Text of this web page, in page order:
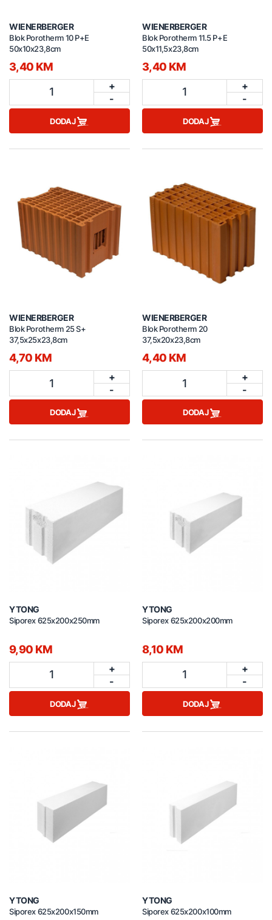
WIENERBERGER
Blok Porotherm 10 P+E
50x10x23,8cm
3,40 KM
1
+
-
DODAJ
WIENERBERGER
Blok Porotherm 11.5 P+E
50x11,5x23,8cm
3,40 KM
1
+
-
DODAJ
WIENERBERGER
Blok Porotherm 25 S+
37,5x25x23,8cm
4,70 KM
1
+
-
DODAJ
WIENERBERGER
Blok Porotherm 20
37,5x20x23,8cm
4,40 KM
1
+
-
DODAJ
YTONG
Siporex 625x200x250mm
9,90 KM
1
+
-
DODAJ
YTONG
Siporex 625x200x200mm
8,10 KM
1
+
-
DODAJ
YTONG
Siporex 625x200x150mm
YTONG
Siporex 625x200x100mm